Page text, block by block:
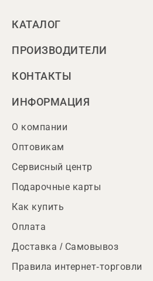
КАТАЛОГ
ПРОИЗВОДИТЕЛИ
КОНТАКТЫ
ИНФОРМАЦИЯ
О компании
Оптовикам
Сервисный центр
Подарочные карты
Как купить
Оплата
Доставка / Самовывоз
Правила интернет-торговли